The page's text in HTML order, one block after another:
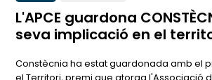
L'APCE guardona
seva implicació en el
Constècnia ha estat guardonada amb el